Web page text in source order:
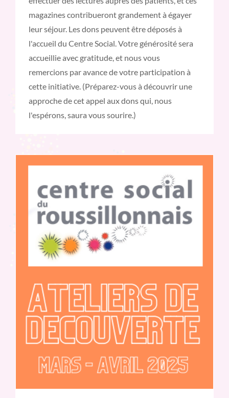
magazines contribueront grandement à égayer
leur séjour. Les dons peuvent être déposés à
l'accueil du Centre Social. Votre générosité sera
accueillie avec gratitude, et nous vous
remercions par avance de votre participation à
cette initiative. (Préparez-vous à découvrir une
approche de cet appel aux dons qui, nous
l'espérons, saura vous sourire.)